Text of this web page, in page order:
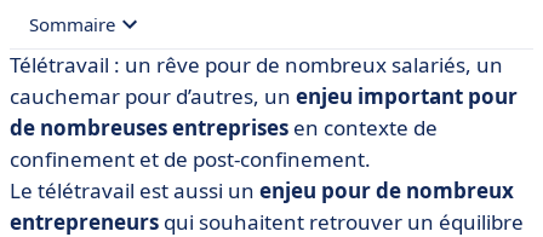
Sommaire
• Qu’est-ce que le télétravail ?
• Étape 1 : créer une hygiène de travail indispensable à
l’efficacité du télétravail
• Étape 2 : organiser votre travail et vos activités
professionnelles
Télétravail : un rêve pour de nombreux salariés, un
cauchemar pour d’autres, un enjeu important pour
de nombreuses entreprises en contexte de
confinement et de post-confinement.
Le télétravail est aussi un enjeu pour de nombreux
entrepreneurs qui souhaitent retrouver un équilibre